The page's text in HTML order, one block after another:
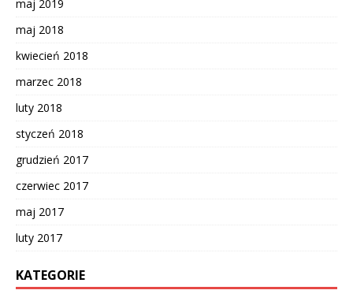
maj 2019
maj 2018
kwiecień 2018
marzec 2018
luty 2018
styczeń 2018
grudzień 2017
czerwiec 2017
maj 2017
luty 2017
KATEGORIE